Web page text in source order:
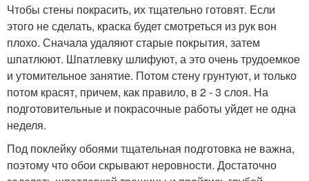
Чтобы стены покрасить, их тщательно готовят. Если
этого не сделать, краска будет смотреться из рук вон
плохо. Сначала удаляют старые покрытия, затем
шпатлюют. Шпатлевку шлифуют, а это очень трудоемкое
и утомительное занятие. Потом стену грунтуют, и только
потом красят, причем, как правило, в 2 - 3 слоя. На
подготовительные и покрасочные работы уйдет не одна
неделя.
Под поклейку обоями тщательная подготовка не важна,
поэтому что обои скрывают неровности. Достаточно